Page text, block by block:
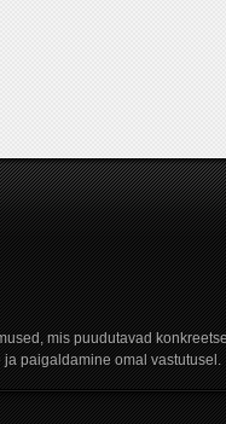
mis puudutavad
ja paigaldamine omal vastutusel.